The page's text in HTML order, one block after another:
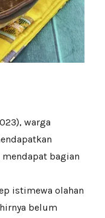
warga
bagian
istimewa olahan
belum